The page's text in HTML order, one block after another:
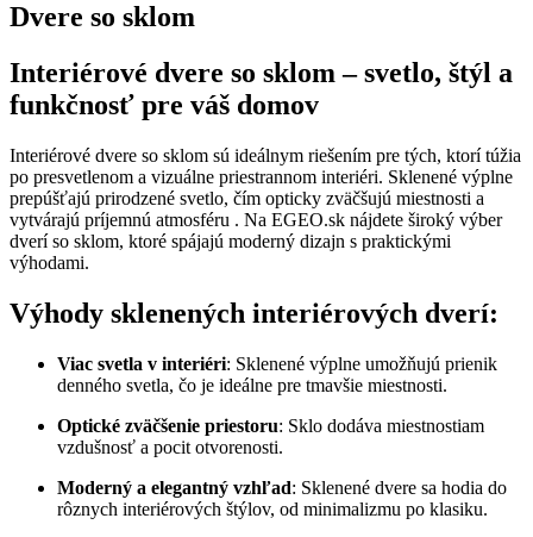
Dvere so sklom
Interiérové dvere so sklom – svetlo, štýl a
funkčnosť pre váš domov
Interiérové dvere so sklom sú ideálnym riešením pre tých, ktorí túžia
po presvetlenom a vizuálne priestrannom interiéri. Sklenené výplne
prepúšťajú prirodzené svetlo, čím opticky zväčšujú miestnosti a
vytvárajú príjemnú atmosféru . Na EGEO.sk nájdete široký výber
dverí so sklom, ktoré spájajú moderný dizajn s praktickými
výhodami.
Výhody sklenených interiérových dverí:
Viac svetla v interiéri: Sklenené výplne umožňujú prienik
denného svetla, čo je ideálne pre tmavšie miestnosti.
Optické zväčšenie priestoru: Sklo dodáva miestnostiam
vzdušnosť a pocit otvorenosti.
Moderný a elegantný vzhľad: Sklenené dvere sa hodia do
rôznych interiérových štýlov, od minimalizmu po klasiku.